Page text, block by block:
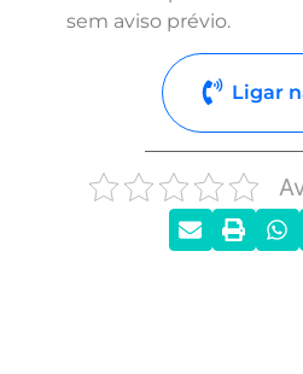
sem aviso prévio.
Ligar